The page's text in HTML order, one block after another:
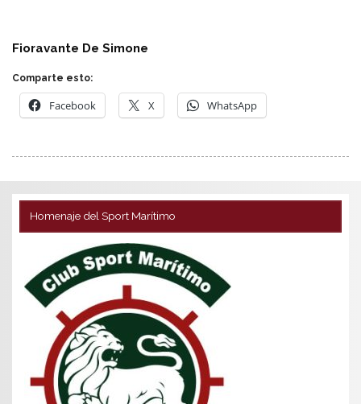
Fioravante De Simone
Comparte esto:
Facebook X WhatsApp
Homenaje del Sport Marítimo